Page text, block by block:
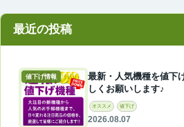
最近の投稿
値下げ情報
最新・人気機種を値下
しくお願いします♪
オススメ 値下げ
2026.08.07